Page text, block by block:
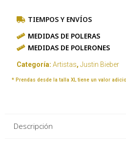
TIEMPOS Y ENVÍOS
MEDIDAS DE POLERAS
MEDIDAS DE POLERONES
Categoría: Artistas, Justin Bieber
* Prendas desde la talla XL tiene un valor
Descripción